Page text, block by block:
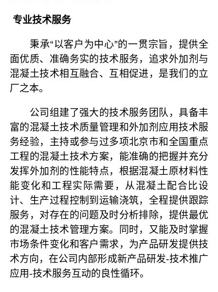
专业技术服务
秉承“以客户为中心”的一贯宗旨，提供全
面优质、准确务实的技术服务，追求外加剂与
混凝土技术相互融合、互相促进，是我们的立
厂之本。
公司组建了强大的技术服务团队，具备丰
富的混凝土技术质量管理和外加剂应用技术服
务经验，主持或参与过多项北京市和全国重点
工程的混凝土技术方案，能准确的把握并充分
发挥外加剂的性能特点，根据混凝土原材料性
能变化和工程实际需要，从混凝土配合比设
计、生产过程控制到运输浇筑，全程提供跟踪
服务，对存在的问题及时分析排除，提供最优
的混凝土技术管理方案。同时，又能及时掌握
市场条件变化和客户需求，为产品研发提供技
术方向，在公司内部形成新产品研发-技术推广
应用-技术服务互动的良性循环。